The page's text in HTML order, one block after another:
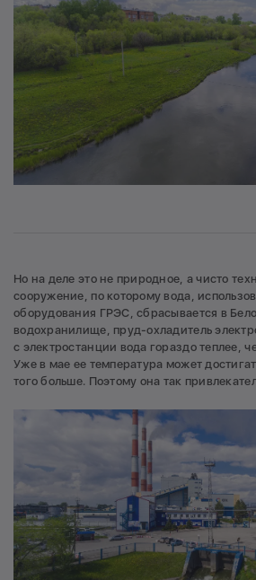
Но на деле это не природное, а чисто
сооружение, по которому вода,
оборудования ГРЭС, сбрасывается в
водохранилище, пруд-охладитель
с электростанции вода гораздо теплее,
Уже в мае ее температура может
того больше. Поэтому она так